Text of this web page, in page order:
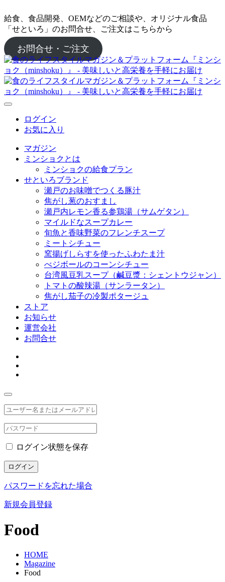
給食、食品開発、OEMなどのご相談や、オリジナル食品
「せといろ」のお問合せ、ご注文はこちらから
お問合せ・ご注文
ログイン
お気に入り
マガジン
ミンショクとは
ミンショクの給食プラン
せといろブランド
瀬戸のお味噌でつくる豚汁
焦がし葱のおすまし
瀬戸内レモン香る参鶏湯（サムゲタン）
マイルドなスープカレー
旬魚と香味野菜のフレンチスープ
ミートシチュー
窯揚げしらすを使ったふわたま汁
べジボールのコーンシチュー
台湾風豆乳スープ（鹹豆漿：シェントウジャン）
トマトの酸辣湯（サンラータン）
焦がし茄子の冷製ポタージュ
ストア
お知らせ
運営会社
お問合せ
ログイン状態を保存
ログイン
パスワードを忘れた場合
新規会員登録
Food
HOME
Magazine
Food